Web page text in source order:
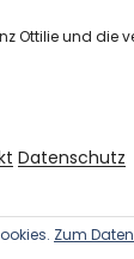
Ottilie und die
Datenschutz
Zum